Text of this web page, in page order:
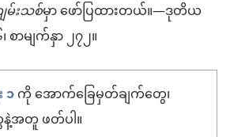
းသစ်မှာ ဖော်ပြထားတယ်။—ဒုတိယ
မျက်နှာ ၂၇၂။
၁ကို အောက်ခြေမှတ်ချက်တွေ၊
အတူ ဖတ်ပါ။